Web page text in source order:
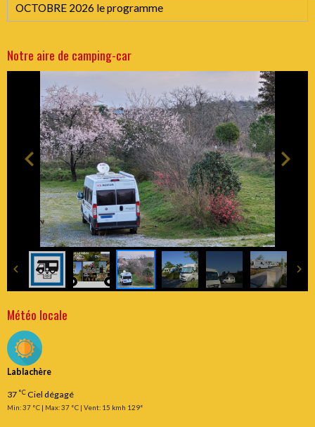
OCTOBRE 2026 le programme
Notre aire de camping-car
Météo locale
Lablachère
37 °CCiel dégagé
Min: 37 °C | Max: 37 °C | Vent: 15 kmh 129°